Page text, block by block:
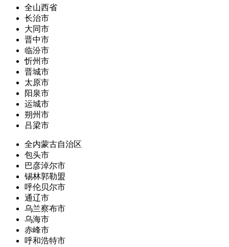
全山西省
长治市
大同市
晋中市
临汾市
忻州市
晋城市
太原市
阳泉市
运城市
朔州市
吕梁市
全内蒙古自治区
包头市
巴彦淖尔市
锡林郭勒盟
呼伦贝尔市
通辽市
乌兰察布市
乌海市
赤峰市
呼和浩特市